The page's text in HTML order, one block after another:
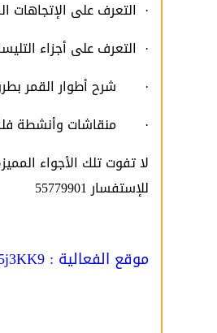
· التعرف على الإتجاهات
· التعرف على أجزاء
· شرح أطوار القمر
· منقاشات وأنشطة
لا تفوت تلك الأجواء
للإستفسار 55779901
موقع الفعالية : https://maps.app.goo.gl/KKrYLSfJfrz5j3KK9